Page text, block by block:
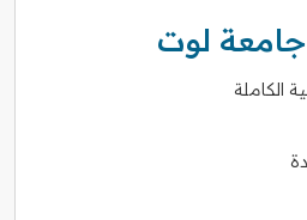
لوت
الكاملة